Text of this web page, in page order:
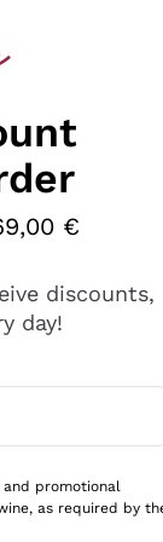
che
€
discounts,
day!
and promotional
as required by